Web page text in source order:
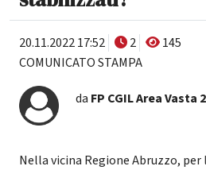
20.11.2022 17:52 2
145
COMUNICATO STAMPA
da FP CGIL Area Vasta 2
Nella vicina Regione Abruzzo, per